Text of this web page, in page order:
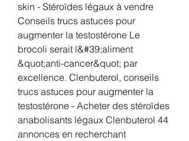
skin - Stéroïdes légaux à vendre
Conseils trucs astuces pour
augmenter la testostérone Le
brocoli serait l&#39;aliment
&quot;anti-cancer&quot; par
excellence. Clenbuterol, conseils
trucs astuces pour augmenter la
testostérone - Acheter des stéroïdes
anabolisants légaux Clenbuterol 44
annonces en recherchant